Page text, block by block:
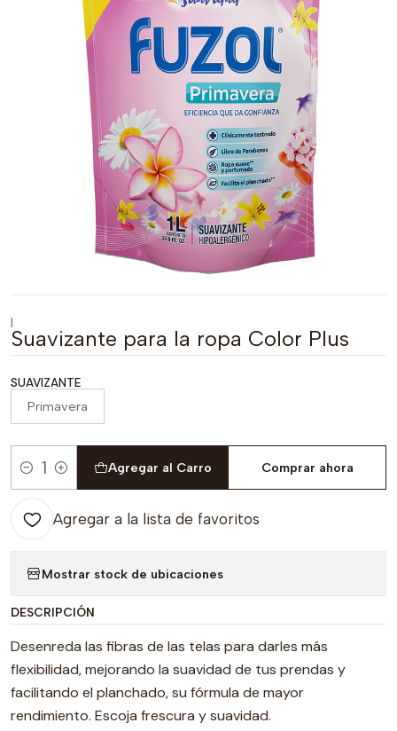
|
Suavizante para la ropa Color Plus
SUAVIZANTE
Primavera
Cantidad
Agregar al Carro Comprar ahora
Agregar a la lista de favoritos
Mostrar stock de ubicaciones
DESCRIPCIÓN
Desenreda las fibras de las telas para darles más
flexibilidad, mejorando la suavidad de tus prendas y
facilitando el planchado, su fórmula de mayor
rendimiento. Escoja frescura y suavidad.